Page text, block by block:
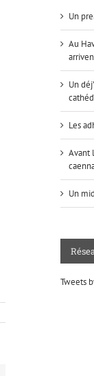
Un
Au
Un
Les
Avant
Un
Tweets